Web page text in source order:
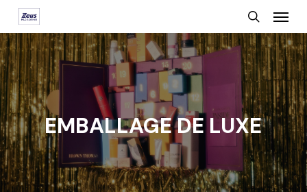
Skip
to
main
content
search
Menu
EMBALLAGE DE LUXE